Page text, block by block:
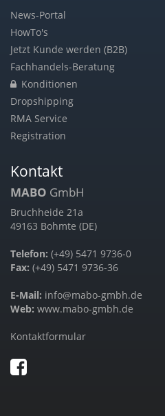
News-Portal
HowTo's
Jetzt Kunde werden (B2B)
Fachhandels-Beratung
Konditionen
Dropshipping
RMA Service
Registration
Kontakt
MABO GmbH
Bruchheide 21a
49163 Bohmte (DE)
Telefon: (+49) 5471 9736-0
Fax: (+49) 5471 9736-36
E-Mail: info@mabo-gmbh.de
Web: www.mabo-gmbh.de
Kontaktformular